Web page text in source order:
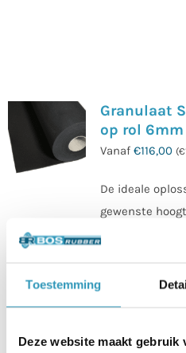
Toestemming
Deze website maakt gebruik
Granulaat
op rol 6mm
Vanaf €116,00 (€
De ideale
gewenste
zonder dat de
rolvloer is
zorgt voor een
ondergrond